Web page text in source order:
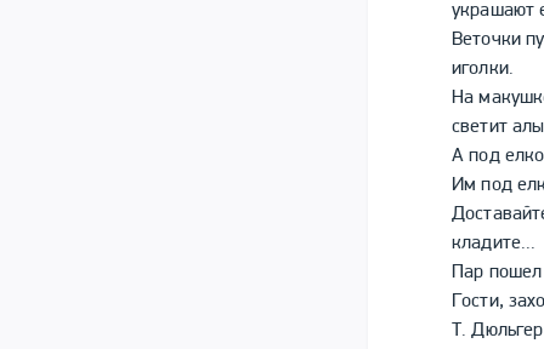
украшают
Веточки
иголки.
На
светит
А под
Им под
кладите...
Пар
Гости,
Т. Дюльгер